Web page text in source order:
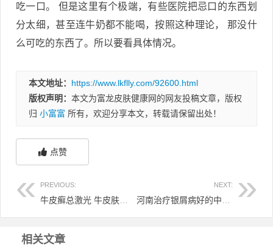
吃一口。 但是这里有个极端，有些医院把忌口的东西划
分太细，甚至连牛奶都不能喝，按照这种理论， 那没什
么可吃的东西了。所以要看具体情况。
本文地址： https://www.lkflly.com/92600.html
版权声明： 本文为富龙皮肤健康网的网友投稿文章，版权
归 小富富 所有，欢迎分享本文，转载请保留出处！
点赞
PREVIOUS: NEXT:
相关文章